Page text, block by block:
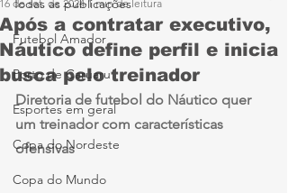
Todas as publicações
Futebol Amador
Porto de Caruaru
Esportes em geral
Copa do Nordeste
Copa do Mundo
Após a contratar executivo,
Náutico define perfil e inicia
busca pelo treinador
16 de set. de 2024 1 min de leitura
Diretoria de futebol do Náutico quer
um treinador com características
ofensivas